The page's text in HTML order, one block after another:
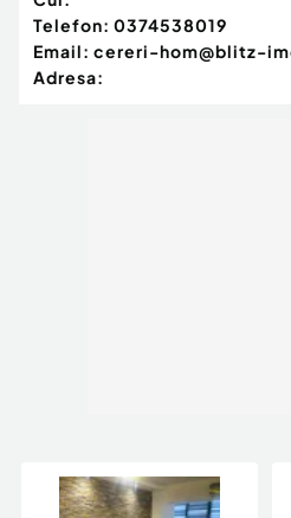
Telefon: 0374538019
Email: cereri-hom@blitz-
Adresa: